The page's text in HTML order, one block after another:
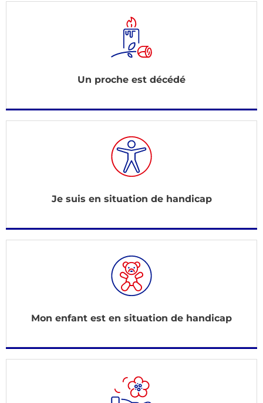
Un proche est décédé
Je suis en situation de handicap
Mon enfant est en situation de handicap